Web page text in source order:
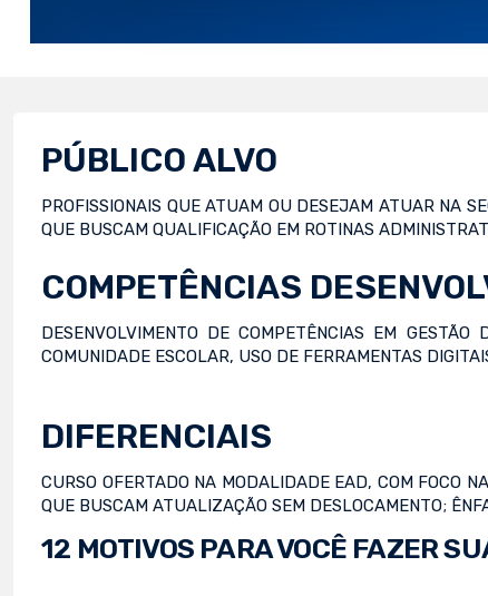
PÚBLICO ALVO
PROFISSIONAIS QUE ATUAM OU DESEJAM ATUAR NA
QUE BUSCAM QUALIFICAÇÃO EM ROTINAS
COMPETÊNCIAS
DESENVOLVIMENTO DE COMPETÊNCIAS EM
COMUNIDADE ESCOLAR, USO DE FERRAMENTAS
DIFERENCIAIS
CURSO OFERTADO NA MODALIDADE EAD, COM FOCO
QUE BUSCAM ATUALIZAÇÃO SEM DESLOCAMENTO;
12 MOTIVOS PARA VOCÊ FAZER